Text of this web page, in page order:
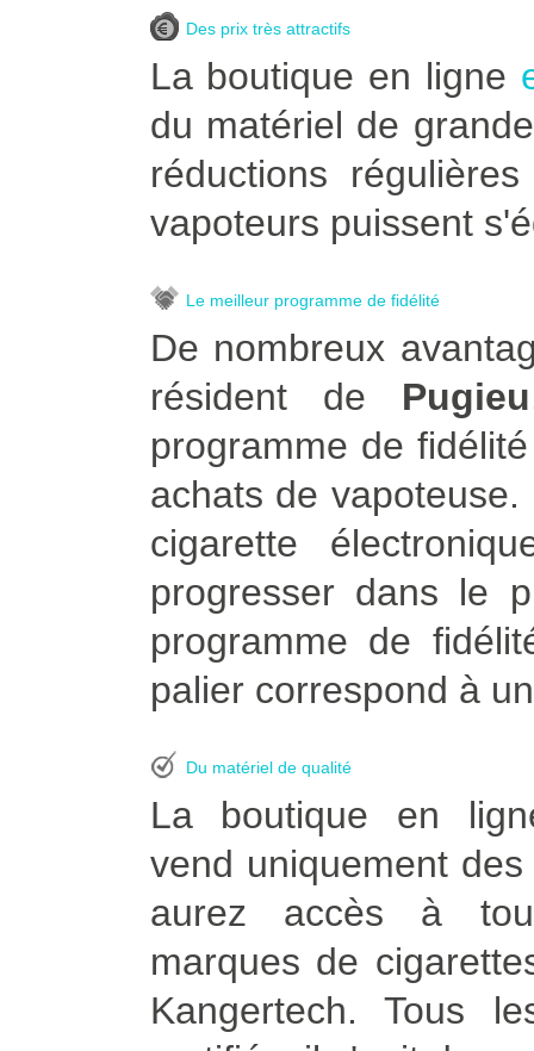
Des prix très attractifs
La boutique en ligne
du matériel de
réductions
vapoteurs puissent
Le meilleur programme de fidélité
De nombreux
résident de Pugieu
programme de
achats de
cigarette
progresser dans le
programme de
palier correspond à
Du matériel de qualité
La boutique en
vend uniquement
aurez accès à
marques de
Kangertech. Tous